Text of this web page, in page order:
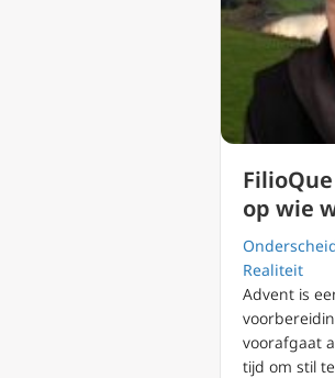
op wie
Realiteit
Advent is
voorafgaat
tijd om stil